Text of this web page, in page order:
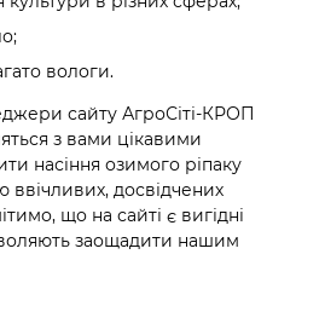
вологи.
сайту АгроСіті-КРОП
з вами цікавими
насіння озимого ріпаку
ввічливих, досвідчених
що на сайті є вигідні
заощадити нашим